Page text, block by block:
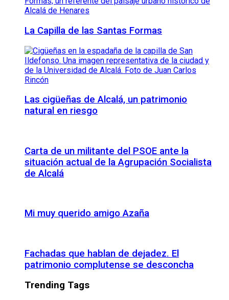
La Capilla de las Santas Formas
Las cigüeñas de Alcalá, un patrimonio
natural en riesgo
Carta de un militante del PSOE ante la
situación actual de la Agrupación Socialista
de Alcalá
Mi muy querido amigo Azaña
Fachadas que hablan de dejadez. El
patrimonio complutense se desconcha
Trending Tags